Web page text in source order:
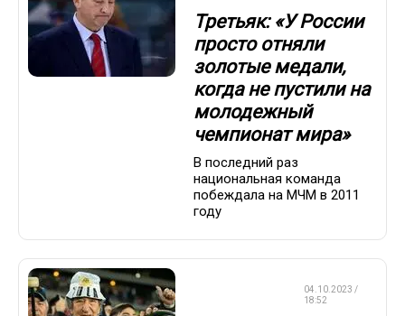
Третьяк: «У России
просто отняли
золотые медали,
когда не пустили на
молодежный
чемпионат мира»
В последний раз
национальная команда
побеждала на МЧМ в 2011
году
04.10.2023 /
18:52